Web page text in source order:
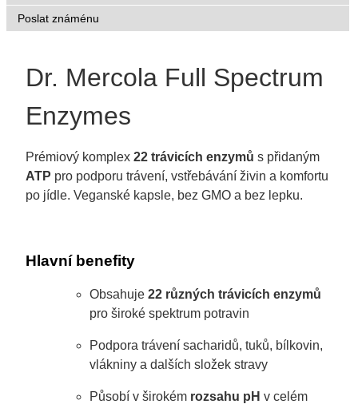
Poslat známénu
Dr. Mercola Full Spectrum
Enzymes
Prémiový komplex 22 trávicích enzymů s přidaným
ATP pro podporu trávení, vstřebávání živin a komfortu
po jídle. Veganské kapsle, bez GMO a bez lepku.
Hlavní benefity
Obsahuje 22 různých trávicích enzymů
pro široké spektrum potravin
Podpora trávení sacharidů, tuků, bílkovin,
vlákniny a dalších složek stravy
Působí v širokém rozsahu pH v celém